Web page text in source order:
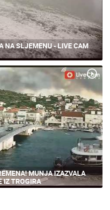
NA SLJEMENU - LIVE CAM
MUNJA IZAZVALA
IZ TROGIRA